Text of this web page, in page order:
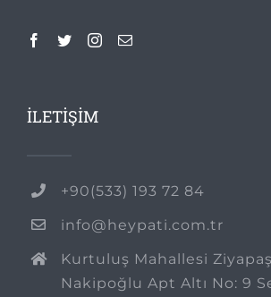
İLETİŞİM
+90(533) 193 72 84
info@heypati.com.tr
Kurtuluş Mahallesi
Nakipoğlu Apt Altı No: 9